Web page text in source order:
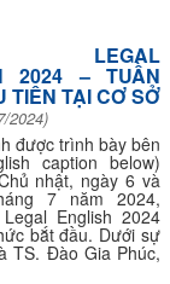
LEGAL
2024 – TUẦN
TIÊN TẠI CƠ SỞ
2024)
được trình bày bên
caption below)
nhật, ngày 6 và
7 năm 2024,
English 2024
bắt đầu. Dưới sự
TS. Đào Gia Phúc,